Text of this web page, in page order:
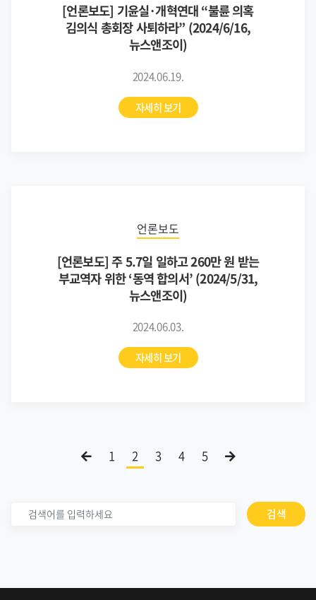
[언론보도] 기윤실·개혁연대 “불륜 의혹
김의식 총회장 사퇴하라” (2024/6/16,
뉴스앤조이)
2024.06.19.
자세히 보기
언론보도
[언론보도] 주 5.7일 일하고 260만 원 받는
부교역자 위한 ‘동역 합의서’ (2024/5/31,
뉴스앤조이)
2024.06.03.
자세히 보기
1 2 3 4 5
검색